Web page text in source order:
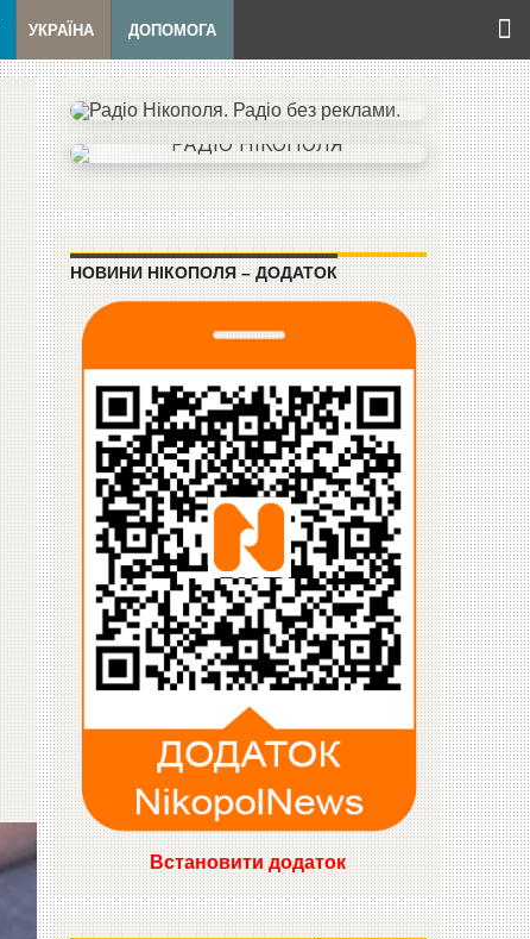
УКРАЇНА ДОПОМОГА
НОВИНИ НІКОПОЛЯ – ДОДАТОК
Встановити додаток